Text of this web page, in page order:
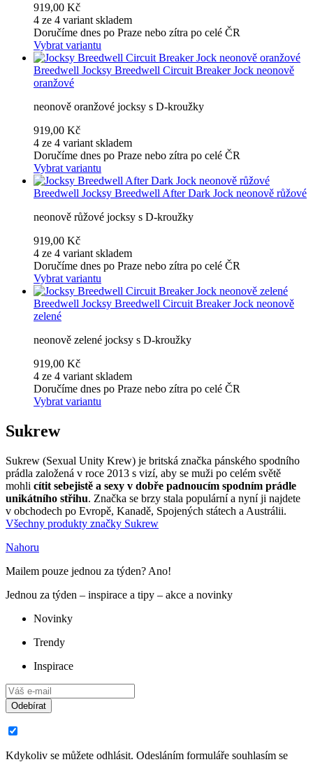
919,00 Kč
4 ze 4 variant skladem
Doručíme dnes po Praze nebo zítra po celé ČR
Vybrat variantu
Breedwell Jocksy Breedwell Circuit Breaker Jock neonově
oranžové
neonově oranžové jocksy s D-kroužky
919,00 Kč
4 ze 4 variant skladem
Doručíme dnes po Praze nebo zítra po celé ČR
Vybrat variantu
Breedwell Jocksy Breedwell After Dark Jock neonově růžové
neonově růžové jocksy s D-kroužky
919,00 Kč
4 ze 4 variant skladem
Doručíme dnes po Praze nebo zítra po celé ČR
Vybrat variantu
Breedwell Jocksy Breedwell Circuit Breaker Jock neonově
zelené
neonově zelené jocksy s D-kroužky
919,00 Kč
4 ze 4 variant skladem
Doručíme dnes po Praze nebo zítra po celé ČR
Vybrat variantu
Sukrew
Sukrew (Sexual Unity Krew) je britská značka pánského spodního
prádla založená v roce 2013 s vizí, aby se muži po celém světě
mohli cítit sebejistě a sexy v dobře padnoucím spodním prádle
unikátního střihu. Značka se brzy stala populární a nyní ji najdete
v obchodech po Evropě, Kanadě, Spojených státech a Austrálii.
Všechny produkty značky Sukrew
Nahoru
Mailem pouze jednou za týden? Ano!
Jednou za týden – inspirace a tipy – akce a novinky
Novinky
Trendy
Inspirace
Odebírat
Kdykoliv se můžete odhlásit. Odesláním formuláře souhlasím se